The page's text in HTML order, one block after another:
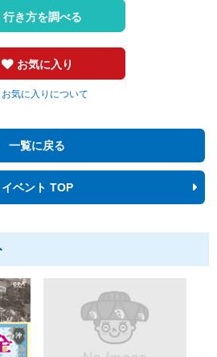
お気に入り
お気に入りについて
行き方を調べる
一覧に戻る
イベント TOP